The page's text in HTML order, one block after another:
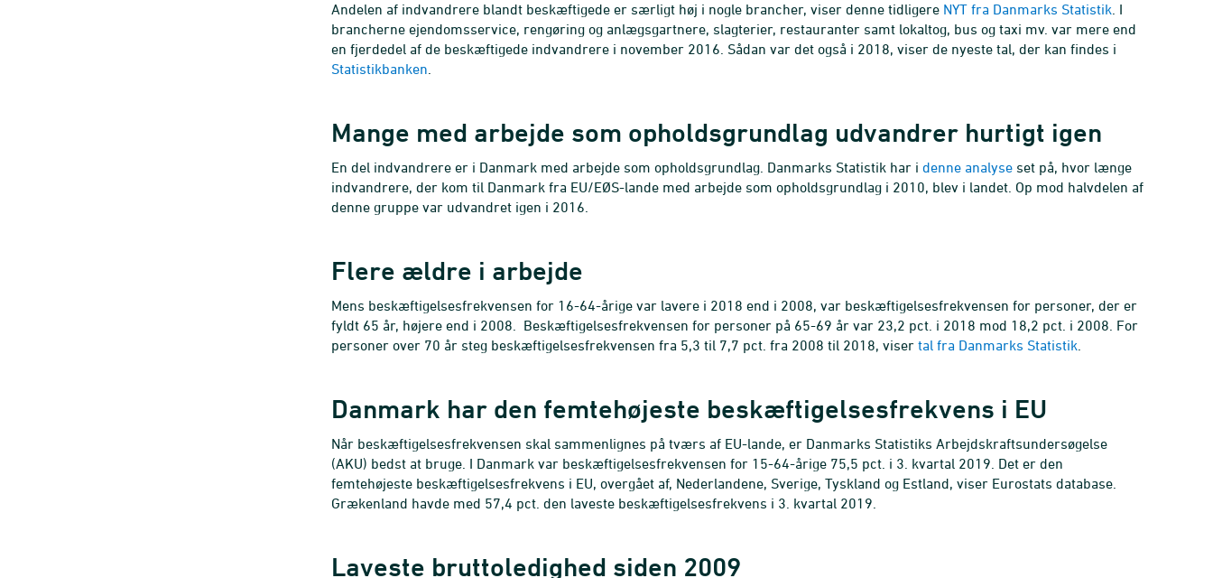
Andelen af indvandrere blandt beskæftigede er særligt høj i nogle brancher, viser denne tidligere NYT fra Danmarks Statistik . I
brancherne ejendomsservice, rengøring og anlægsgartnere, slagterier, restauranter samt lokaltog, bus og taxi mv. var mere end
en fjerdedel af de beskæftigede indvandrere i november 2016. Sådan var det også i 2018, viser de nyeste tal, der kan findes i
Statistikbanken
Mange med arbejde som opholdsgrundlag udvandrer hurtigt igen
En del indvandrere er i Danmark med arbejde som opholdsgrundlag. Danmarks Statistik har i denne analyse set på, hvor længe
indvandrere, der kom til Danmark fra EU/EØS-lande med arbejde som opholdsgrundlag i 2010, blev i landet. Op mod halvdelen af
denne gruppe var udvandret igen i 2016.
Flere ældre i arbejde
Mens beskæftigelsesfrekvensen for 16-64-årige var lavere i 2018 end i 2008, var beskæftigelsesfrekvensen for personer, der er
fyldt 65 år, højere end i 2008. Beskæftigelsesfrekvensen for personer på 65-69 år var 23,2 pct. i 2018 mod 18,2 pct. i 2008. For
personer over 70 år steg beskæftigelsesfrekvensen fra 5,3 til 7,7 pct. fra 2008 til 2018, viser tal fra Danmarks Statistik
Danmark har den femtehøjeste beskæftigelsesfrekvens i EU
Når beskæftigelsesfrekvensen skal sammenlignes på tværs af EU-lande, er Danmarks Statistiks Arbejdskraftsundersøgelse
(AKU) bedst at bruge. I Danmark var beskæftigelsesfrekvensen for 15-64-årige 75,5 pct. i 3. kvartal 2019. Det er den
femtehøjeste beskæftigelsesfrekvens i EU, overgået af, Nederlandene, Sverige, Tyskland og Estland, viser Eurostats database.
Grækenland havde med 57,4 pct. den laveste beskæftigelsesfrekvens i 3. kvartal 2019.
Laveste bruttoledighed siden 2009